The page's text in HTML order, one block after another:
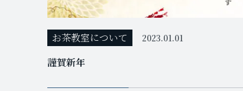
お茶教室について 2023.01.01
謹賀新年